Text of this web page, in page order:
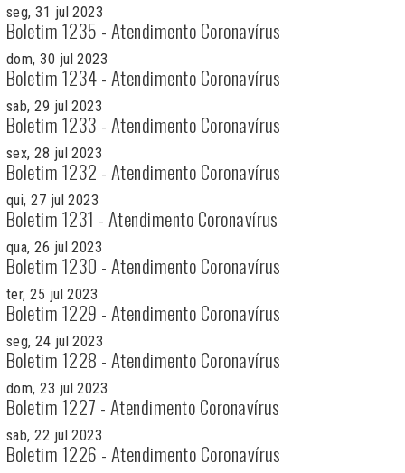
seg, 31 jul 2023
Boletim 1235 - Atendimento Coronavírus
dom, 30 jul 2023
Boletim 1234 - Atendimento Coronavírus
sab, 29 jul 2023
Boletim 1233 - Atendimento Coronavírus
sex, 28 jul 2023
Boletim 1232 - Atendimento Coronavírus
qui, 27 jul 2023
Boletim 1231 - Atendimento Coronavírus
qua, 26 jul 2023
Boletim 1230 - Atendimento Coronavírus
ter, 25 jul 2023
Boletim 1229 - Atendimento Coronavírus
seg, 24 jul 2023
Boletim 1228 - Atendimento Coronavírus
dom, 23 jul 2023
Boletim 1227 - Atendimento Coronavírus
sab, 22 jul 2023
Boletim 1226 - Atendimento Coronavírus